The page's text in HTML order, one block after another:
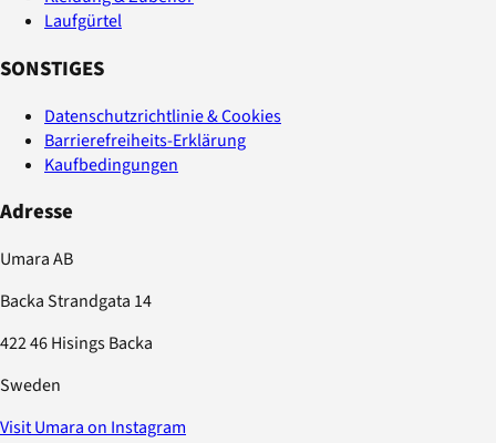
Laufgürtel
SONSTIGES
Datenschutzrichtlinie & Cookies
Barrierefreiheits-Erklärung
Kaufbedingungen
Adresse
Umara AB
Backa Strandgata 14
422 46 Hisings Backa
Sweden
Visit Umara on Instagram